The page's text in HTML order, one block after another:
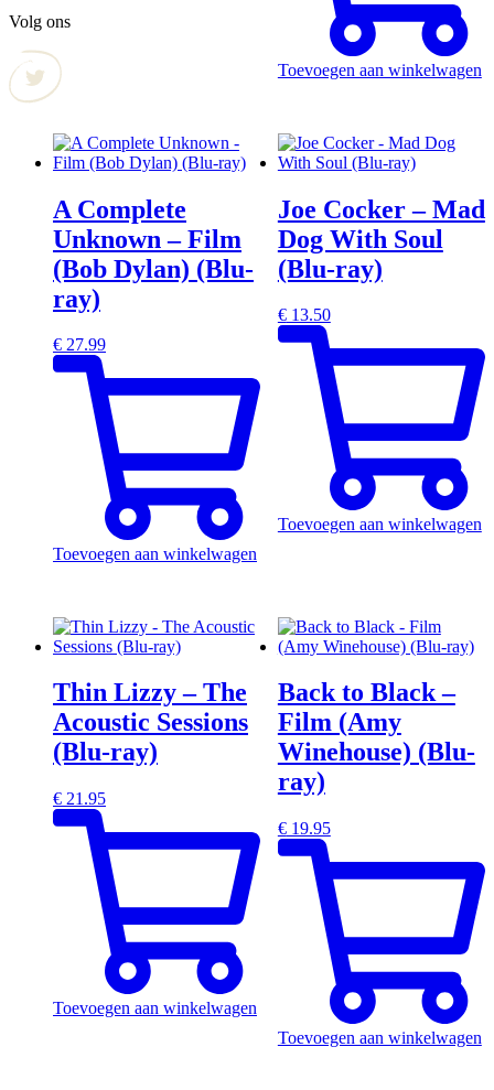
Toevoegen aan winkelwagen
A Complete
Unknown – Film
(Bob Dylan) (Blu-
ray)
€ 27.99
Toevoegen aan winkelwagen
Joe Cocker – Mad
Dog With Soul
(Blu-ray)
€13.50
Toevoegen aan winkelwagen
Thin Lizzy – The
Acoustic Sessions
(Blu-ray)
€ 21.95
Toevoegen aan winkelwagen
Back to Black –
Film (Amy
Winehouse) (Blu-
ray)
€19.95
Toevoegen aan winkelwagen
Volg ons